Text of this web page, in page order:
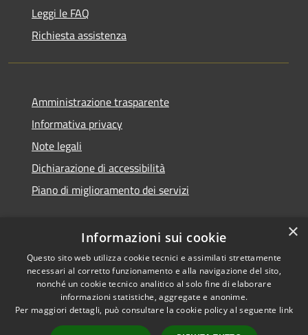
Leggi le FAQ
Richiesta assistenza
Amministrazione trasparente
Informativa privacy
Note legali
Dichiarazione di accessibilità
Piano di miglioramento dei servizi
RSS
Accessibilità
Privacy
Cookie
Mappa del sito
Copyright © 2026 • Comune di
Treviglio • Powered by
Municipium•Accesso
redazione
×
Informazioni sui cookie
Questo sito web utilizza cookie tecnici e assimilati strettamente
necessari al corretto funzionamento e alla navigazione del sito,
nonché un cookie tecnico analitico al solo fine di elaborare
informazioni statistiche, aggregate e anonime.
Per maggiori dettagli, può consultare la cookie policy al seguente link